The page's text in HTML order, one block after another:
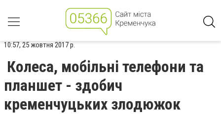
10:57, 25 жовтня 2017 р.
Колеса, мобільні телефони та
планшет - здобич
кременчуцьких злодюжок